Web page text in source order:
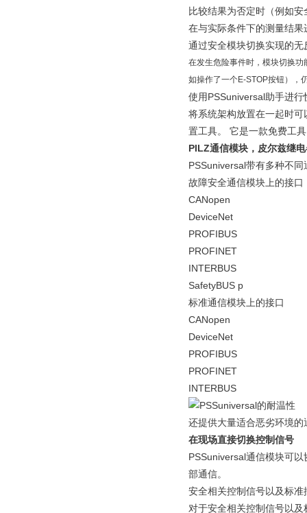
比较结果为否定时（例如
在与实际条件下的测量结
通过安全模块切换实现的无
在发生危险事件时，模块切换
如操作了一个E-STOP按钮），
使用PSSuniversal助手进行
将系统架构放置在一起时
置工具。 它是一款免费工
PILZ通信模块，皮尔兹继
PSSuniversal带有多种不
故障安全通信模块上的接口
CANopen
DeviceNet
PROFIBUS
PROFINET
INTERBUS
SafetyBUS p
标准通信模块上的接口
CANopen
DeviceNet
PROFIBUS
PROFINET
INTERBUS
还提供大量适合恶劣环境
在现场直接切换控制信号
PSSuniversal通信模块可
部通信。
安全相关控制信号以及标
对于安全相关控制信号以及